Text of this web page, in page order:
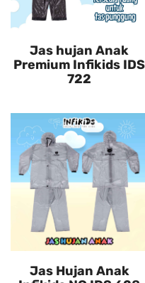
Jas hujan Anak
Premium Infikids IDS
722
Jas Hujan Anak